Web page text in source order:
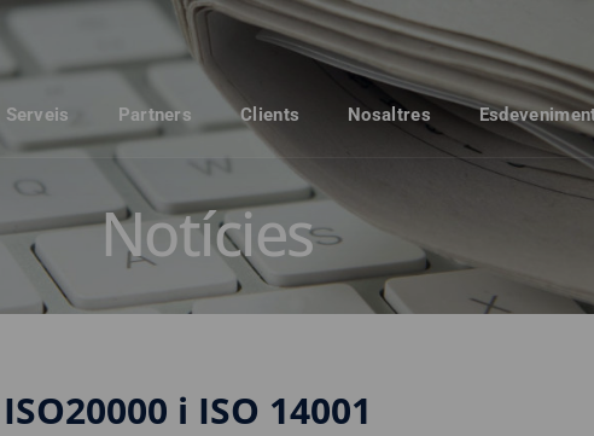
Serveis Partners Clients Nosaltres
Notícies
i ISO 14001